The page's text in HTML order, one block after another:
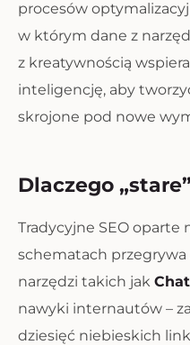
procesów
w którym dane z
z kreatywnością
inteligencję, aby
skrojone pod nowe
Dlaczego
Tradycyjne SEO oparte
schematach przegrywa
narzędzi takich jak
nawyki internautów –
dziesięć niebieskich